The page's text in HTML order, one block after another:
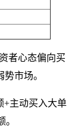
者心态偏向买
市场。
+主动买入大单